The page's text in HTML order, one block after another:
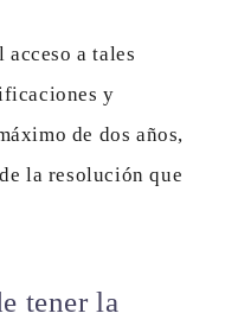
a tales
y
de dos años,
la resolución que
tener la